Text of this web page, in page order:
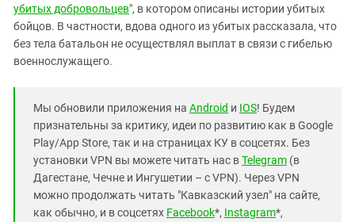
убитых добровольцев", в котором описаны истории убитых
бойцов. В частности, вдова одного из убитых рассказала, что
без тела батальон не осуществлял выплат в связи с гибелью
военнослужащего.
Мы обновили приложения на Android и IOS! Будем
признательны за критику, идеи по развитию как в Google
Play/App Store, так и на страницах КУ в соцсетях. Без
установки VPN вы можете читать нас вTelegram (в
Дагестане, Чечне и Ингушетии – с VPN). Через VPN
можно продолжать читать "Кавказский узел" на сайте,
как обычно, и в соцсетях Facebook*, Instagram*,